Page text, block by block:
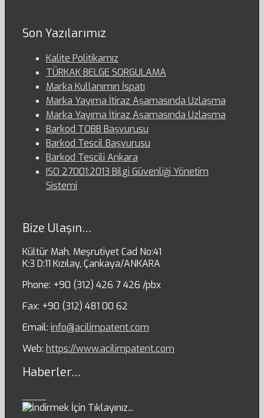
Son Yazılarımız
Kalite Politikamız
TÜRKAK BELGE SORGULAMA
Marka Kullanımın İspatı
Marka Yayıma İtiraz Aşamasında Uzlaşma
Marka Yayıma İtiraz Aşamasında Uzlaşma
Barkod TOBB Başvurusu
Barkod Tescil Başvurusu
Barkod Tescili Ankara
ISO 27001:2013 Bilgi Güvenliği Yönetim
Sistemi
Bize Ulaşın…
Kültür Mah. Meşrutiyet Cad No:41
K:3 D:11 Kızılay, Çankaya/ANKARA
Phone: +90 (312) 426 7 426 /pbx
Fax: +90 (312) 481 00 62
Email: info@acilimpatent.com
Web: https://www.acilimpatent.com
Haberler…